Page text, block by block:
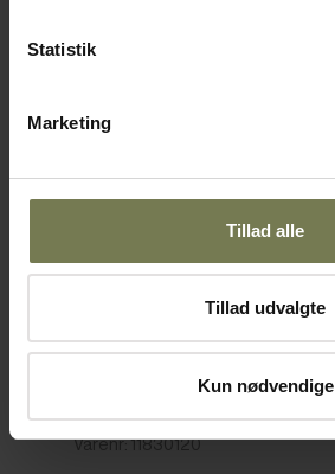
Statistik
Marketing
Tillad alle
Tillad udvalgte
Kun nødvendige
RAK Access kop, 20 cl
Varenr: 11830120